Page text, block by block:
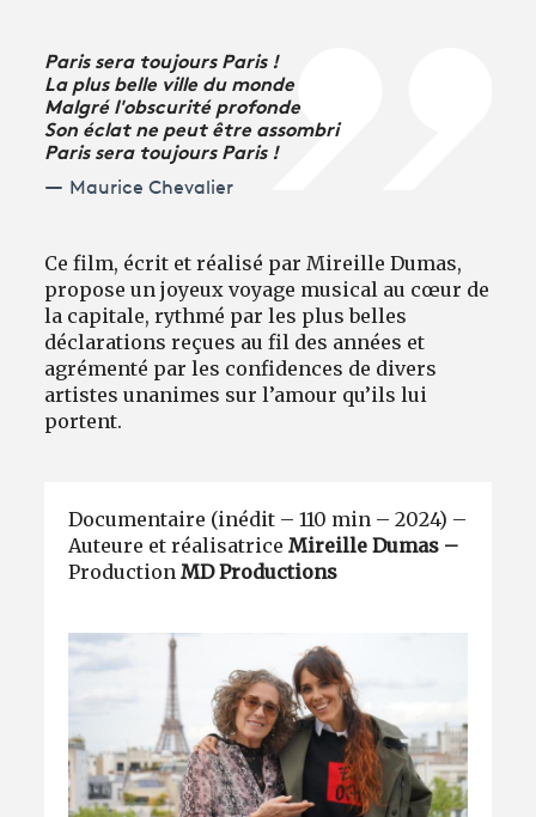
Paris sera toujours Paris !
La plus belle ville du monde
Malgré l'obscurité profonde
Son éclat ne peut être assombri
Paris sera toujours Paris !
Maurice Chevalier
Ce film, écrit et réalisé par Mireille Dumas,
propose un joyeux voyage musical au cœur de
la capitale, rythmé par les plus belles
déclarations reçues au fil des années et
agrémenté par les confidences de divers
artistes unanimes sur l’amour qu’ils lui
portent.
Documentaire (inédit – 110 min – 2024) –
Auteure et réalisatriceMireille Dumas –
ProductionMD Productions